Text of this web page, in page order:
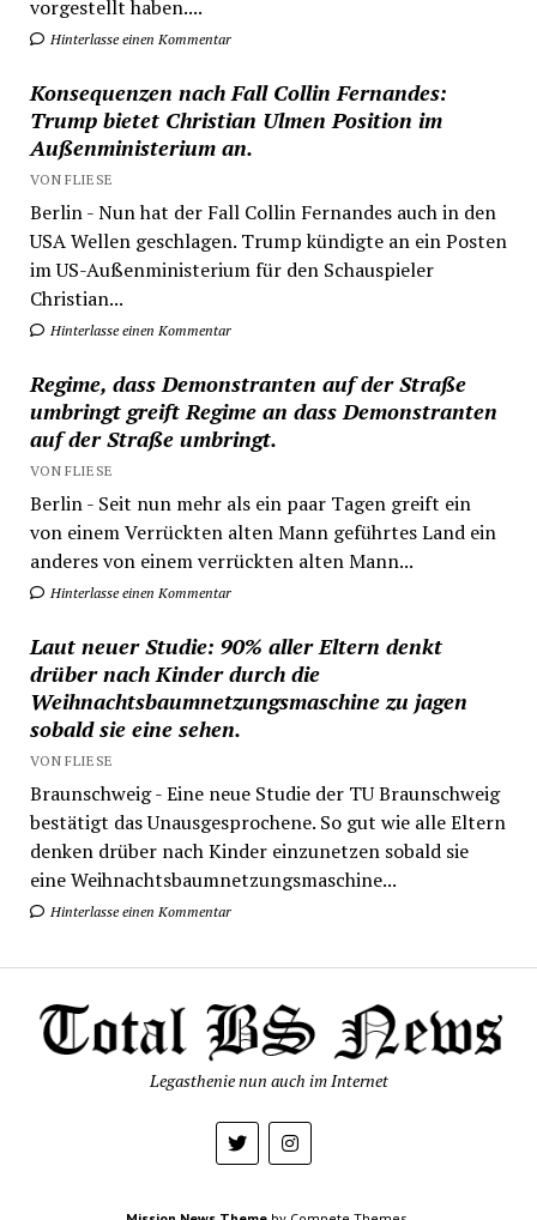
vorgestellt haben....
Hinterlasse einen Kommentar
Konsequenzen nach Fall Collin Fernandes:
Trump bietet Christian Ulmen Position im
Außenministerium an.
VON FLIESE
Berlin - Nun hat der Fall Collin Fernandes auch in den
USA Wellen geschlagen. Trump kündigte an ein Posten
im US-Außenministerium für den Schauspieler
Christian...
Hinterlasse einen Kommentar
Regime, dass Demonstranten auf der Straße
umbringt greift Regime an dass Demonstranten
auf der Straße umbringt.
VON FLIESE
Berlin - Seit nun mehr als ein paar Tagen greift ein
von einem Verrückten alten Mann geführtes Land ein
anderes von einem verrückten alten Mann...
Hinterlasse einen Kommentar
Laut neuer Studie: 90% aller Eltern denkt
drüber nach Kinder durch die
Weihnachtsbaumnetzungsmaschine zu jagen
sobald sie eine sehen.
VON FLIESE
Braunschweig - Eine neue Studie der TU Braunschweig
bestätigt das Unausgesprochene. So gut wie alle Eltern
denken drüber nach Kinder einzunetzen sobald sie
eine Weihnachtsbaumnetzungsmaschine...
Hinterlasse einen Kommentar
Legasthenie nun auch im Internet